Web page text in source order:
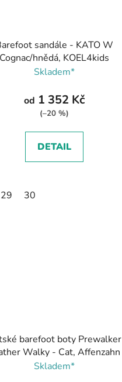
sandále - KATO W
Cognac/hnědá, KOEL4kids
Skladem*
od 1 352 Kč
(–20 %)
DETAIL
29 30
barefoot boty Prewalker
Walky - Cat, Affenzahn
Skladem*